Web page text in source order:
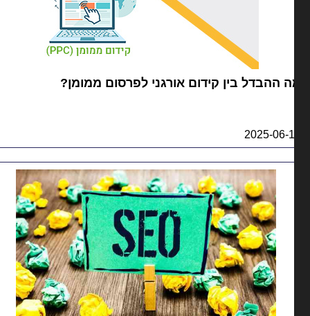
ההבדל בין קידום אורגני לפרסום ממומן?
2025-06-